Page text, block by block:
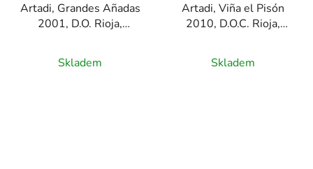
Artadi, Grandes Añadas
2001, D.O. Rioja,
Skladem
Artadi, Viña el Pisón
2010, D.O.C. Rioja,
Skladem